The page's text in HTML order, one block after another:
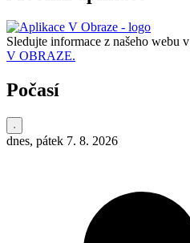
Sledujte informace z našeho webu v
V OBRAZE.
Počasí
dnes, pátek 7. 8. 2026